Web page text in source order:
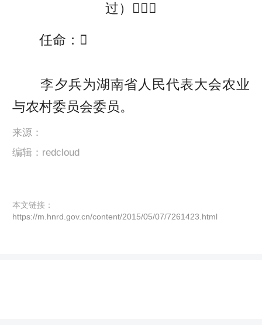
过）
任命：
李夕兵为湖南省人民代表大会农业
与农村委员会委员。
来源：
编辑：redcloud
本文链接：
https://m.hnrd.gov.cn/content/2015/05/07/7261423.html